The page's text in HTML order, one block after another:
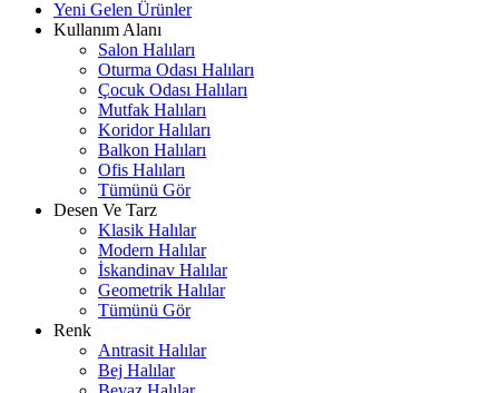
Yeni Gelen Ürünler
Kullanım Alanı
Salon Halıları
Oturma Odası Halıları
Çocuk Odası Halıları
Mutfak Halıları
Koridor Halıları
Balkon Halıları
Ofis Halıları
Tümünü Gör
Desen Ve Tarz
Klasik Halılar
Modern Halılar
İskandinav Halılar
Geometrik Halılar
Tümünü Gör
Renk
Antrasit Halılar
Bej Halılar